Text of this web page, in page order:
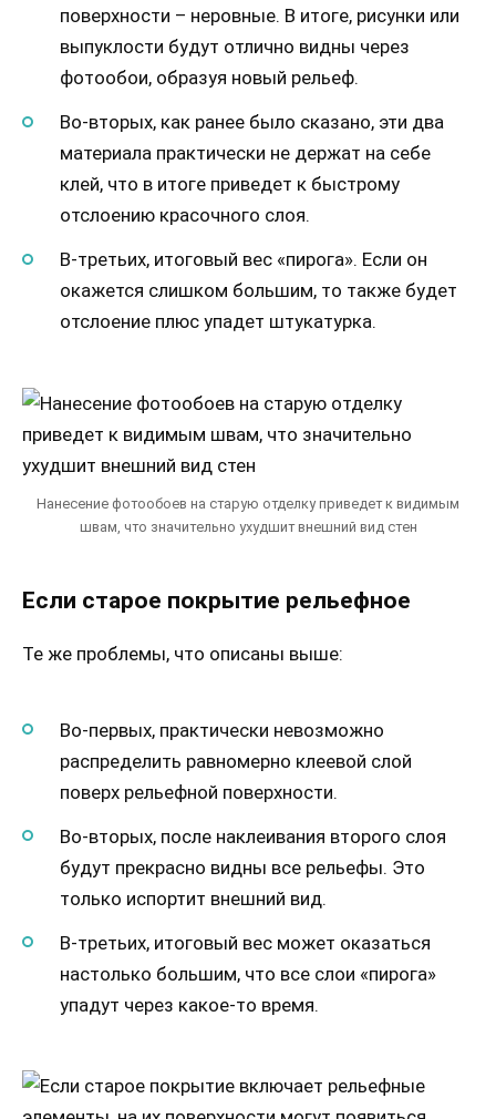
поверхности – неровные. В итоге, рисунки или
выпуклости будут отлично видны через
фотообои, образуя новый рельеф.
Во-вторых, как ранее было сказано, эти два
материала практически не держат на себе
клей, что в итоге приведет к быстрому
отслоению красочного слоя.
В-третьих, итоговый вес «пирога». Если он
окажется слишком большим, то также будет
отслоение плюс упадет штукатурка.
Нанесение фотообоев на старую отделку приведет к видимым
швам, что значительно ухудшит внешний вид стен
Если старое покрытие рельефное
Те же проблемы, что описаны выше:
Во-первых, практически невозможно
распределить равномерно клеевой слой
поверх рельефной поверхности.
Во-вторых, после наклеивания второго слоя
будут прекрасно видны все рельефы. Это
только испортит внешний вид.
В-третьих, итоговый вес может оказаться
настолько большим, что все слои «пирога»
упадут через какое-то время.